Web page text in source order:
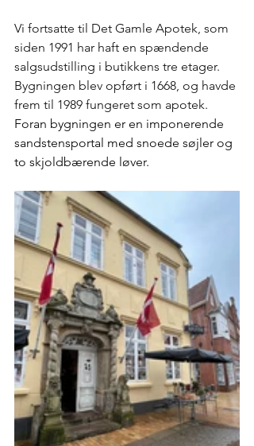
Vi fortsatte til Det Gamle Apotek, som
siden 1991 har haft en spændende
salgsudstilling i butikkens tre etager.
Bygningen blev opført i 1668, og havde
frem til 1989 fungeret som apotek.
Foran bygningen er en imponerende
sandstensportal med snoede søjler og
to skjoldbærende løver.